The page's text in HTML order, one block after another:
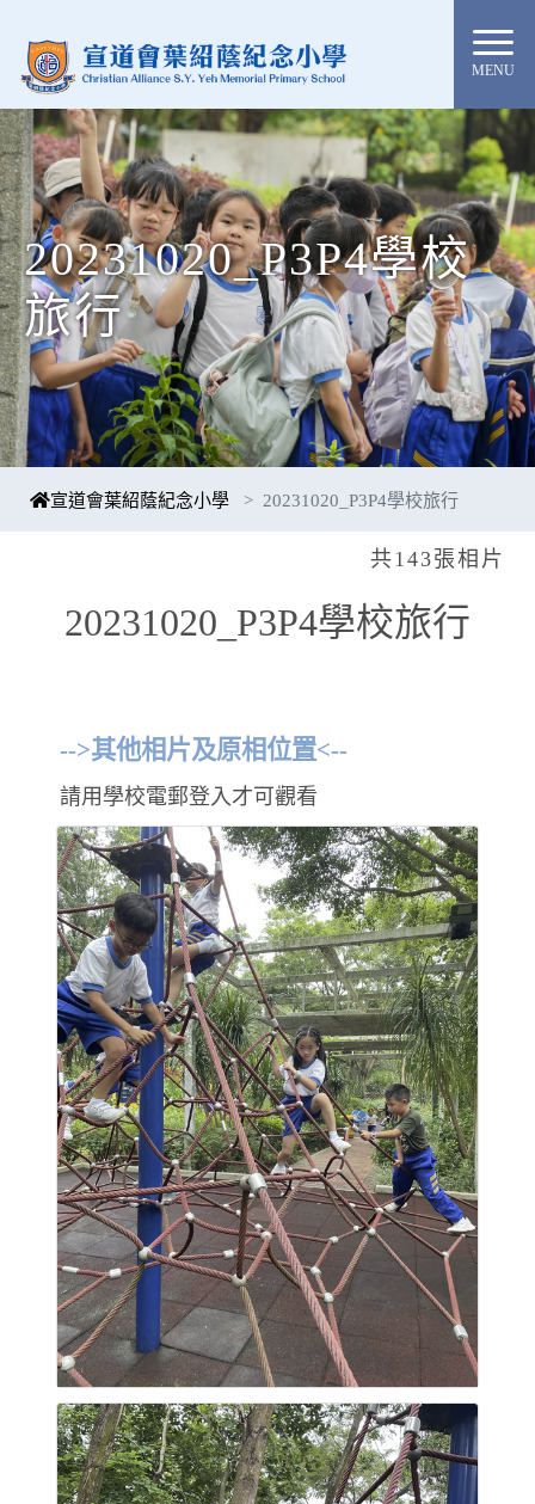
MENU
20231020_P3P4學校
旅行
宣道會葉紹蔭紀念小學 20231020_P3P4學校旅行
共143張相片
20231020_P3P4學校旅行
-->其他相片及原相位置<--
請用學校電郵登入才可觀看